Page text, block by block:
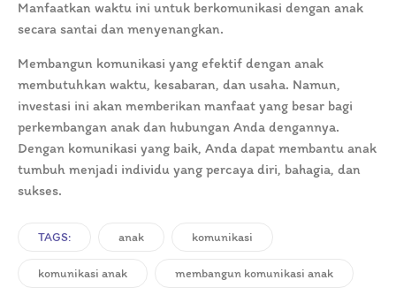
Manfaatkan waktu ini untuk berkomunikasi dengan anak
secara santai dan menyenangkan.
Membangun komunikasi yang efektif dengan anak
membutuhkan waktu, kesabaran, dan usaha. Namun,
investasi ini akan memberikan manfaat yang besar bagi
perkembangan anak dan hubungan Anda dengannya.
Dengan komunikasi yang baik, Anda dapat membantu anak
tumbuh menjadi individu yang percaya diri, bahagia, dan
sukses.
TAGS: anak komunikasi
komunikasi anak membangun komunikasi anak